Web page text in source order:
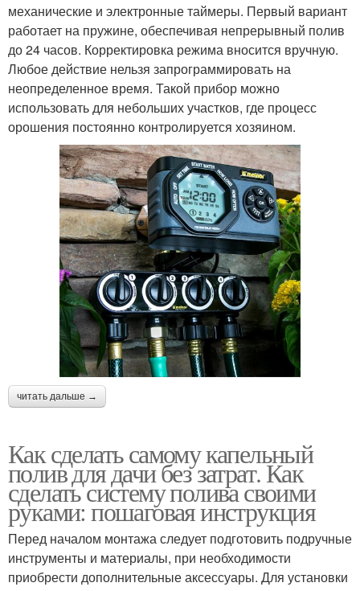
механические и электронные таймеры. Первый вариант
работает на пружине, обеспечивая непрерывный полив
до 24 часов. Корректировка режима вносится вручную.
Любое действие нельзя запрограммировать на
неопределенное время. Такой прибор можно
использовать для небольших участков, где процесс
орошения постоянно контролируется хозяином.
читать дальше →
Как сделать самому капельный
полив для дачи без затрат. Как
сделать систему полива своими
руками: пошаговая инструкция
Перед началом монтажа следует подготовить подручные
инструменты и материалы, при необходимости
приобрести дополнительные аксессуары. Для установки